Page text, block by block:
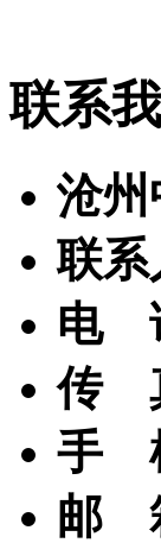
联系
沧州
联系
电
传
手
邮